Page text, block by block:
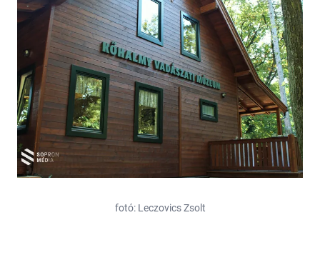
fotó: Leczovics Zsolt